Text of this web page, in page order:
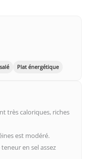
Plat énergétique
très caloriques, riches
est modéré.
en sel assez